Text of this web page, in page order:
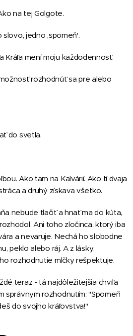
na tej Golgote.
slovo, jedno ,spomeň'.
Kráľa mení moju každodennosť.
rozhodnúť sa pre alebo
do svetla.
Ako tam na Kalvárií. Ako tí dvaja
a druhý získava všetko.
nebude tlačiť a hnať ma do kúta,
Ani toho zločinca, ktorý iba
a nevaruje. Nechá ho slobodne
peklo alebo ráj. A z lásky,
rozhodnutie mlčky rešpektuje.
teraz - tá najdôležitejšia chvíľa
správnym rozhodnutím: "Spomeň
do svojho kráľovstva!"